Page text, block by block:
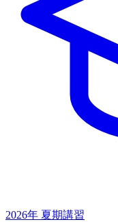
2026年 夏期講習